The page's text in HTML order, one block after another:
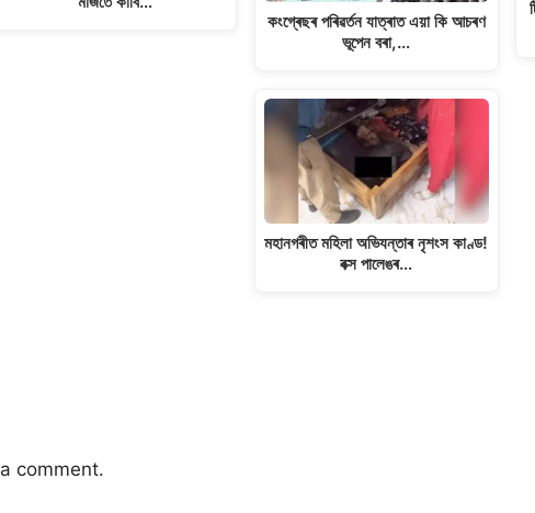
কংগ্ৰেছৰ পৰিৱৰ্তন যাত্ৰাত এয়া কি আচৰণ
ভূপেন বৰা,…
মহানগৰীত মহিলা অভিযন্তাৰ নৃশংস কাণ্ড!
বক্স পালেঙৰ…
comment.